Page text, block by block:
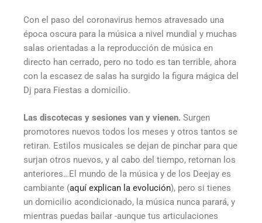
Con el paso del coronavirus hemos atravesado una
época oscura para la música a nivel mundial y muchas
salas orientadas a la reproducción de música en
directo han cerrado, pero no todo es tan terrible, ahora
con la escasez de salas ha surgido la figura mágica del
Dj para Fiestas a domicilio.
Las discotecas y sesiones van y vienen. Surgen
promotores nuevos todos los meses y otros tantos se
retiran. Estilos musicales se dejan de pinchar para que
surjan otros nuevos, y al cabo del tiempo, retornan los
anteriores…El mundo de la música y de los Deejay es
cambiante (aquí explican la evolución), pero si tienes
un domicilio acondicionado, la música nunca parará, y
mientras puedas bailar -aunque tus articulaciones